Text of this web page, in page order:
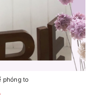
phóng to